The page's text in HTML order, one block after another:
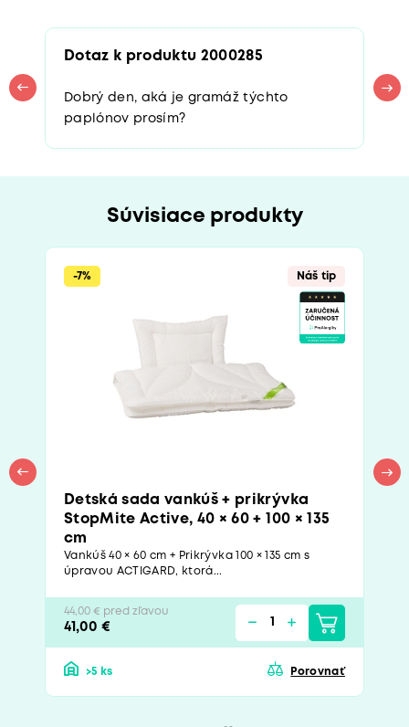
Dotaz k produktu 2000285
Dobrý den, aká je gramáž týchto
paplónov prosím?
Súvisiace produkty
-7% Náš tip
Detská sada vankúš + prikrývka
StopMite Active, 40 × 60 + 100 × 135
cm
Vankúš 40 × 60 cm + Prikrývka 100 × 135 cm s
úpravou ACTIGARD, ktorá...
44,00 € pred zľavou
41,00 €
>5 ks Porovnať